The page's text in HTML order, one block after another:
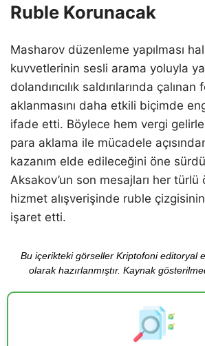
Ruble Korunacak
Masharov düzenleme yapılması
kuvvetlerinin sesli arama yoluyla
dolandırıcılık saldırılarında çalınan
aklanmasını daha etkili biçimde
ifade etti. Böylece hem vergi
para aklama ile mücadele
kazanım elde edileceğini öne
Aksakov’un son mesajları her
hizmet alışverişinde ruble
işaret etti.
Bu içerikteki görseller Kriptofoni editoryal
olarak hazırlanmıştır. Kaynak